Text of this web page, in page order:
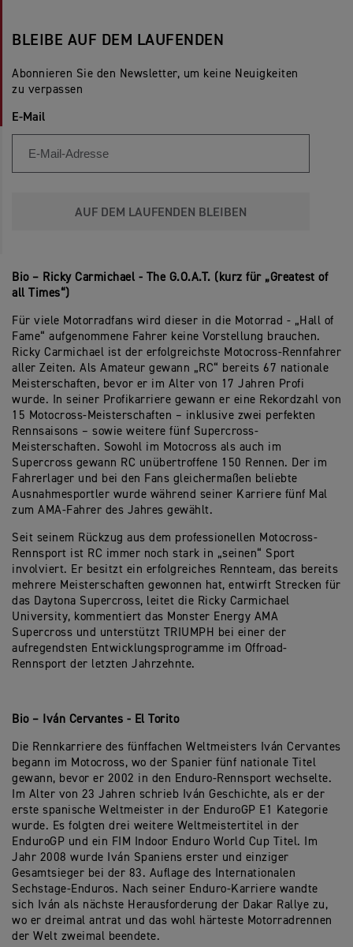
BLEIBE AUF DEM LAUFENDEN
Abonnieren Sie den Newsletter, um keine Neuigkeiten
zu verpassen
E-Mail
AUF DEM LAUFENDEN BLEIBEN
Bio – Ricky Carmichael - The G.O.A.T. (kurz für „Greatest of
all Times“)
Für viele Motorradfans wird dieser in die Motorrad - „Hall of
Fame“ aufgenommene Fahrer keine Vorstellung brauchen.
Ricky Carmichael ist der erfolgreichste Motocross-Rennfahrer
aller Zeiten. Als Amateur gewann „RC“ bereits 67 nationale
Meisterschaften, bevor er im Alter von 17 Jahren Profi
wurde. In seiner Profikarriere gewann er eine Rekordzahl von
15 Motocross-Meisterschaften – inklusive zwei perfekten
Rennsaisons – sowie weitere fünf Supercross-
Meisterschaften. Sowohl im Motocross als auch im
Supercross gewann RC unübertroffene 150 Rennen. Der im
Fahrerlager und bei den Fans gleichermaßen beliebte
Ausnahmesportler wurde während seiner Karriere fünf Mal
zum AMA-Fahrer des Jahres gewählt.
Seit seinem Rückzug aus dem professionellen Motocross-
Rennsport ist RC immer noch stark in „seinen“ Sport
involviert. Er besitzt ein erfolgreiches Rennteam, das bereits
mehrere Meisterschaften gewonnen hat, entwirft Strecken für
das Daytona Supercross, leitet die Ricky Carmichael
University, kommentiert das Monster Energy AMA
Supercross und unterstützt TRIUMPH bei einer der
aufregendsten Entwicklungsprogramme im Offroad-
Rennsport der letzten Jahrzehnte.
Bio – Iván Cervantes - El Torito
Die Rennkarriere des fünffachen Weltmeisters Iván Cervantes
begann im Motocross, wo der Spanier fünf nationale Titel
gewann, bevor er 2002 in den Enduro-Rennsport wechselte.
Im Alter von 23 Jahren schrieb Iván Geschichte, als er der
erste spanische Weltmeister in der EnduroGP E1 Kategorie
wurde. Es folgten drei weitere Weltmeistertitel in der
EnduroGP und ein FIM Indoor Enduro World Cup Titel. Im
Jahr 2008 wurde Iván Spaniens erster und einziger
Gesamtsieger bei der 83. Auflage des Internationalen
Sechstage-Enduros. Nach seiner Enduro-Karriere wandte
sich Iván als nächste Herausforderung der Dakar Rallye zu,
wo er dreimal antrat und das wohl härteste Motorradrennen
der Welt zweimal beendete.